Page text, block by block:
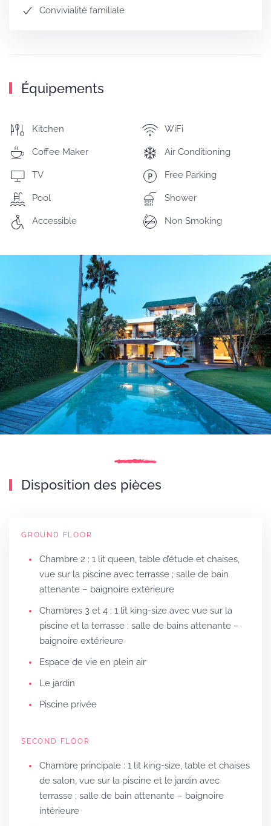
Convivialité familiale
Équipements
Kitchen WiFi
Coffee Maker Air Conditioning
TV Free Parking
Pool Shower
Accessible Non Smoking
Disposition des pièces
GROUND FLOOR
Chambre 2 : 1 lit queen, table d’étude et chaises,
vue sur la piscine avec terrasse ; salle de bain
attenante – baignoire extérieure
Chambres 3 et 4 : 1 lit king-size avec vue sur la
piscine et la terrasse ; salle de bains attenante –
baignoire extérieure
Espace de vie en plein air
Le jardin
Piscine privée
SECOND FLOOR
Chambre principale : 1 lit king-size, table et chaises
de salon, vue sur la piscine et le jardin avec
terrasse ; salle de bain attenante – baignoire
intérieure